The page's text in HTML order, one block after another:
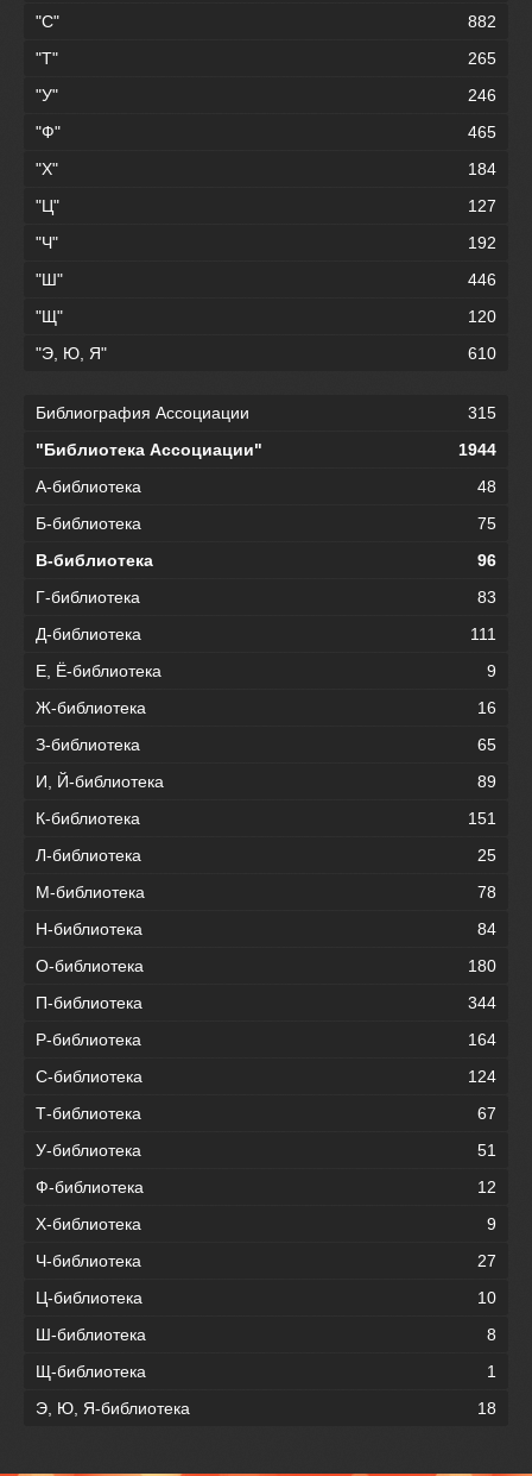
"С"
882
"Т"
265
"У"
246
"Ф"
465
"Х"
184
"Ц"
127
"Ч"
192
"Ш"
446
"Щ"
120
"Э, Ю, Я"
610
Библиография Ассоциации
315
"Библиотека Ассоциации"
1944
А-библиотека
48
Б-библиотека
75
В-библиотека
96
Г-библиотека
83
Д-библиотека
111
Е, Ё-библиотека
9
Ж-библиотека
16
З-библиотека
65
И, Й-библиотека
89
К-библиотека
151
Л-библиотека
25
М-библиотека
78
Н-библиотека
84
О-библиотека
180
П-библиотека
344
Р-библиотека
164
С-библиотека
124
Т-библиотека
67
У-библиотека
51
Ф-библиотека
12
Х-библиотека
9
Ч-библиотека
27
Ц-библиотека
10
Ш-библиотека
8
Щ-библиотека
1
Э, Ю, Я-библиотека
18